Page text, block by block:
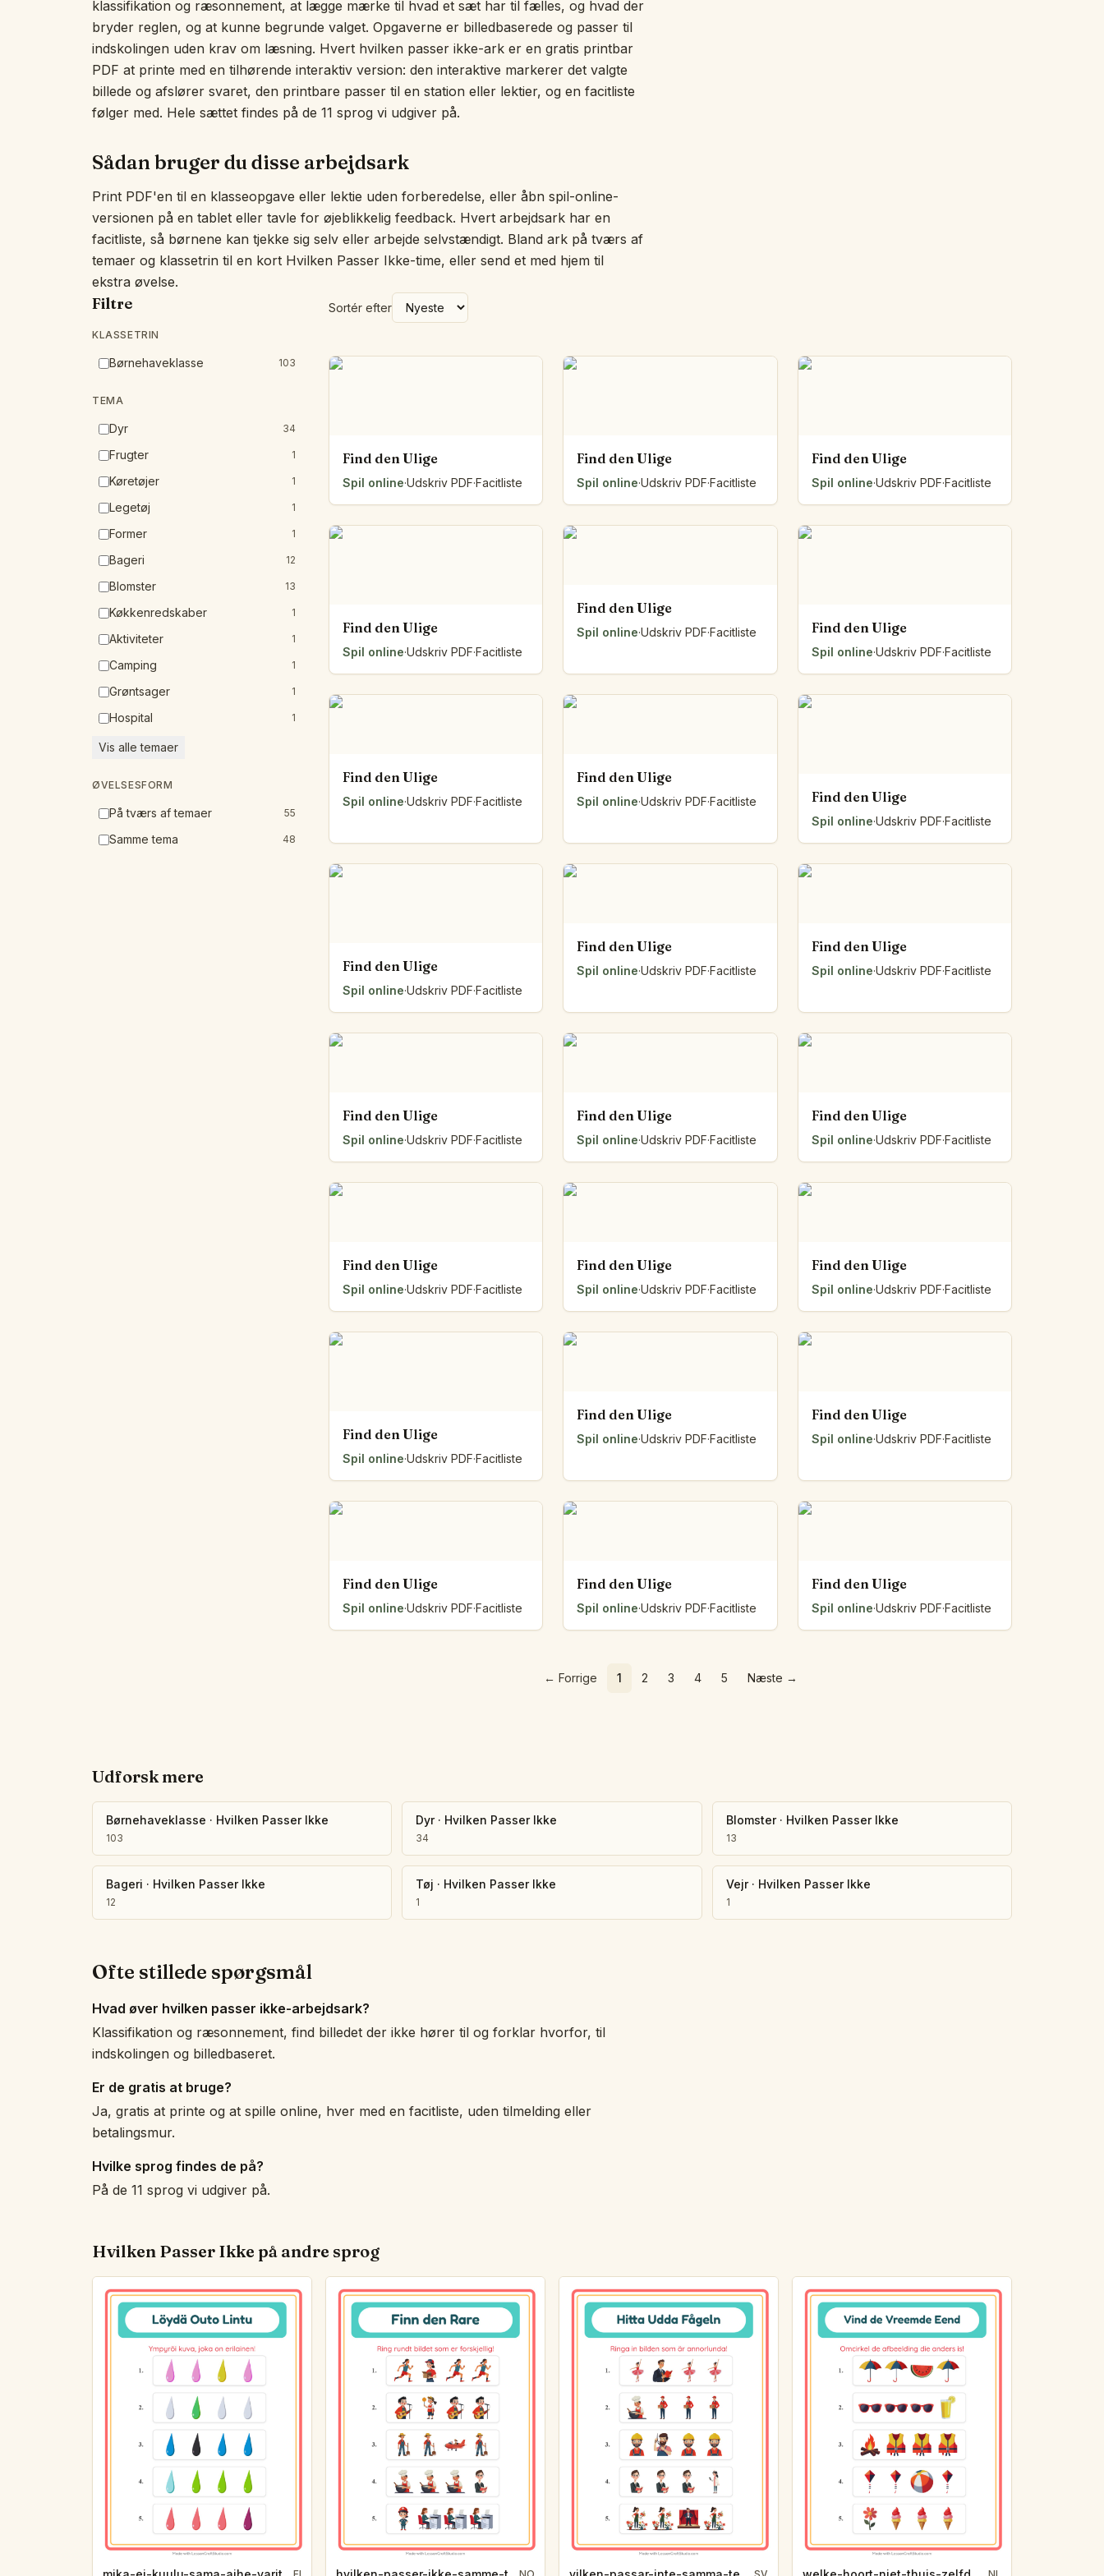
Billedordvæg
Uglen sover
Hvad passer ikke ind?
Historiesnoren
Brøkkøkkenet
Målebænken
Tælle i kor
Vores dag
Hjerteord
Klap stavelserne
Overslagsglasset
Følelsestjek
Bogstavværkstedet
Den tomme tallinje
Helhed og dele
Diktatbordet
Foldearket
Talsien
Pilesporet
Trækposen
Fra lodret til vandret
Byggeplanen
klassifikation og ræsonnement, at lægge mærke til hvad et sæt har til fælles, og hvad der
bryder reglen, og at kunne begrunde valget. Opgaverne er billedbaserede og passer til
indskolingen uden krav om læsning. Hvert hvilken passer ikke-ark er en gratis printbar
PDF at printe med en tilhørende interaktiv version: den interaktive markerer det valgte
billede og afslører svaret, den printbare passer til en station eller lektier, og en facitliste
følger med. Hele sættet findes på de 11 sprog vi udgiver på.
Sådan bruger du disse arbejdsark
Print PDF'en til en klasseopgave eller lektie uden forberedelse, eller åbn spil-online-
versionen på en tablet eller tavle for øjeblikkelig feedback. Hvert arbejdsark har en
facitliste, så børnene kan tjekke sig selv eller arbejde selvstændigt. Bland ark på tværs af
temaer og klassetrin til en kort Hvilken Passer Ikke-time, eller send et med hjem til
ekstra øvelse.
Filtre
KLASSETRIN
Børnehaveklasse 103
TEMA
Dyr 34
Frugter 1
Køretøjer 1
Legetøj 1
Former 1
Bageri 12
Blomster 13
Køkkenredskaber 1
Aktiviteter 1
Camping 1
Grøntsager 1
Hospital 1
Vis alle temaer
ØVELSESFORM
På tværs af temaer 55
Samme tema 48
Sortér efter
Find den Ulige
Spil online·Udskriv PDF·Facitliste
Find den Ulige
Spil online·Udskriv PDF·Facitliste
Find den Ulige
Spil online·Udskriv PDF·Facitliste
Find den Ulige
Spil online·Udskriv PDF·Facitliste
Find den Ulige
Spil online·Udskriv PDF·Facitliste Find den Ulige
Spil online·Udskriv PDF·Facitliste
Find den Ulige
Spil online·Udskriv PDF·Facitliste
Find den Ulige
Spil online·Udskriv PDF·Facitliste Find den Ulige
Spil online·Udskriv PDF·Facitliste
Find den Ulige
Spil online·Udskriv PDF·Facitliste
Find den Ulige
Spil online·Udskriv PDF·Facitliste
Find den Ulige
Spil online·Udskriv PDF·Facitliste
Find den Ulige
Spil online·Udskriv PDF·Facitliste
Find den Ulige
Spil online·Udskriv PDF·Facitliste
Find den Ulige
Spil online·Udskriv PDF·Facitliste
Find den Ulige
Spil online·Udskriv PDF·Facitliste
Find den Ulige
Spil online·Udskriv PDF·Facitliste
Find den Ulige
Spil online·Udskriv PDF·Facitliste
Find den Ulige
Spil online·Udskriv PDF·Facitliste
Find den Ulige
Spil online·Udskriv PDF·Facitliste
Find den Ulige
Spil online·Udskriv PDF·Facitliste
Find den Ulige
Spil online·Udskriv PDF·Facitliste
Find den Ulige
Spil online·Udskriv PDF·Facitliste
Find den Ulige
Spil online·Udskriv PDF·Facitliste
← Forrige 1 2 3 4 5 Næste →
Udforsk mere
Børnehaveklasse · Hvilken Passer Ikke
103
Dyr· Hvilken Passer Ikke
34
Blomster· Hvilken Passer Ikke
13
Bageri · Hvilken Passer Ikke
12
Tøj · Hvilken Passer Ikke
1
Vejr· Hvilken Passer Ikke
1
Ofte stillede spørgsmål
Hvad øver hvilken passer ikke-arbejdsark?
Klassifikation og ræsonnement, find billedet der ikke hører til og forklar hvorfor, til
indskolingen og billedbaseret.
Er de gratis at bruge?
Ja, gratis at printe og at spille online, hver med en facitliste, uden tilmelding eller
betalingsmur.
Hvilke sprog findes de på?
På de 11 sprog vi udgiver på.
Hvilken Passer Ikke på andre sprog